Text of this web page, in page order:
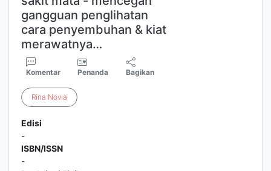
gangguan penglihatan
cara penyembuhan & kiat
merawatnya…
Komentar Penanda Bagikan
Rina Novia
Edisi
-
ISBN/ISSN
-